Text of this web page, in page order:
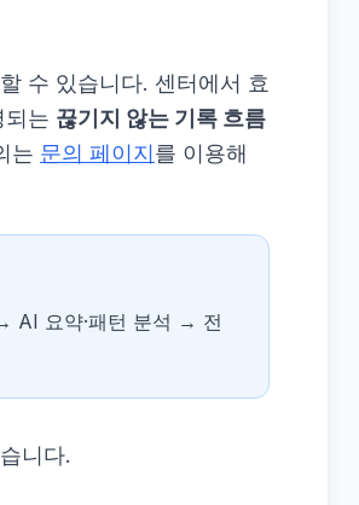
수 있습니다. 센터에서 효
되는 끊기지 않는 기록 흐름
는 문의 페이지를 이용해
AI 요약·패턴 분석 → 전
니다.